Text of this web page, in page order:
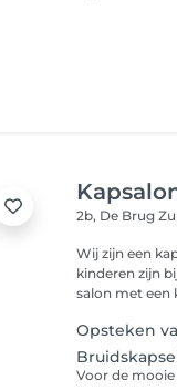
2b, De Brug
Wij zijn een
kinderen zijn
salon met een
Opsteken